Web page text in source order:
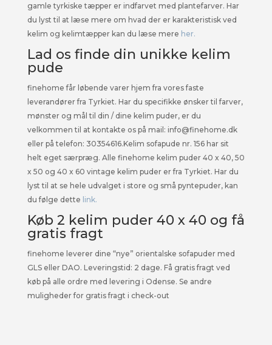
gamle tyrkiske tæpper er indfarvet med plantefarver. Har
du lyst til at læse mere om hvad der er karakteristisk ved
kelim og kelimtæpper kan du læse mere her.
Lad os finde din unikke kelim
pude
finehome får løbende varer hjem fra vores faste
leverandører fra Tyrkiet. Har du specifikke ønsker til farver,
mønster og mål til din / dine kelim puder, er du
velkommen til at kontakte os på mail: info@finehome.dk
eller på telefon: 30354616.Kelim sofapude nr. 156 har sit
helt eget særpræg. Alle finehome kelim puder 40 x 40, 50
x 50 og 40 x 60 vintage kelim puder er fra Tyrkiet. Har du
lyst til at se hele udvalget i store og små pyntepuder, kan
du følge dette link.
Køb 2 kelim puder 40 x 40 og få
gratis fragt
finehome leverer dine “nye” orientalske sofapuder med
GLS eller DAO. Leveringstid: 2 dage. Få gratis fragt ved
køb på alle ordre med levering i Odense. Se andre
muligheder for gratis fragt i check-out